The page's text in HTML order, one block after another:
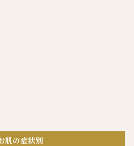
肌の症状別